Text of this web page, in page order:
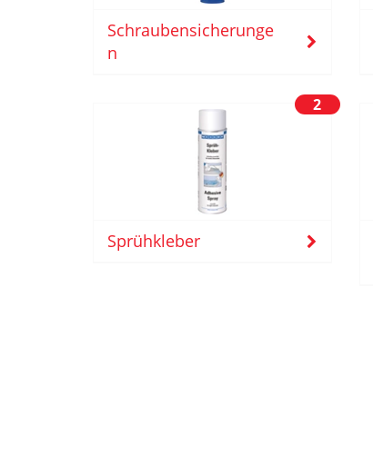
Schraubensicherunge
n
2
Sprühkleber